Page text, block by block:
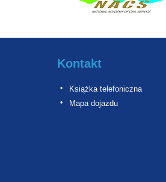
Kontakt
Książka telefoniczna
Mapa dojazdu